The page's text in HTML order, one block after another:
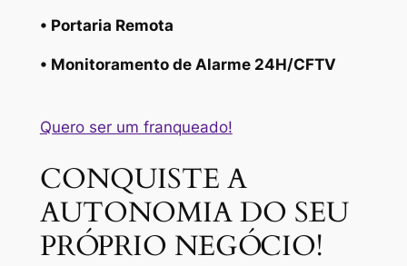
• Portaria Remota
• Monitoramento de Alarme 24H/CFTV
Quero ser um franqueado!
CONQUISTE A
AUTONOMIA DO SEU
PRÓPRIO NEGÓCIO!